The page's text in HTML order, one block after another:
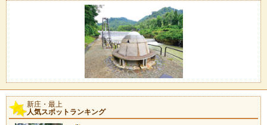
新庄・最上
人気スポットランキング